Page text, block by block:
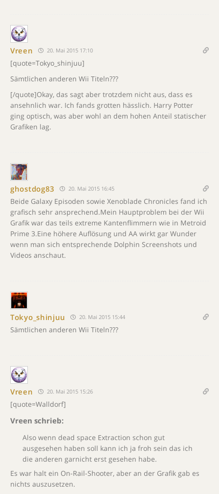
Vreen 20. Mai 2015 17:10
[quote=Tokyo_shinjuu]
Sämtlichen anderen Wii Titeln???
[/quote]Okay, das sagt aber trotzdem nicht aus, dass es
ansehnlich war. Ich fands grotten hässlich. Harry Potter
ging optisch, was aber wohl an dem hohen Anteil statischer
Grafiken lag.
ghostdog83 20. Mai 2015 16:45
Beide Galaxy Episoden sowie Xenoblade Chronicles fand ich
grafisch sehr ansprechend.Mein Hauptproblem bei der Wii
Grafik war das teils extreme Kantenflimmern wie in Metroid
Prime 3.Eine höhere Auflösung und AA wirkt gar Wunder
wenn man sich entsprechende Dolphin Screenshots und
Videos anschaut.
Tokyo_shinjuu 20. Mai 2015 15:44
Sämtlichen anderen Wii Titeln???
Vreen 20. Mai 2015 15:26
[quote=Walldorf]
Vreen schrieb:
Also wenn dead space Extraction schon gut
ausgesehen haben soll kann ich ja froh sein das ich
die anderen garnicht erst gesehen habe.
Es war halt ein On-Rail-Shooter, aber an der Grafik gab es
nichts auszusetzen.